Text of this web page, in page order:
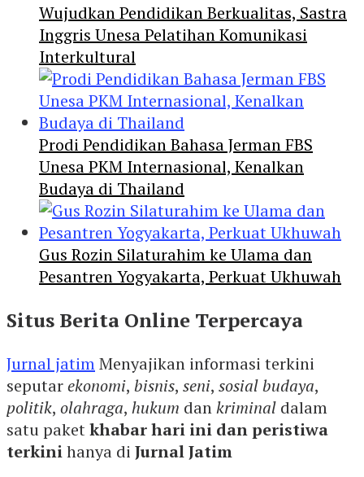
Wujudkan Pendidikan Berkualitas, Sastra
Inggris Unesa Pelatihan Komunikasi
Interkultural
Prodi Pendidikan Bahasa Jerman FBS
Unesa PKM Internasional, Kenalkan
Budaya di Thailand
Gus Rozin Silaturahim ke Ulama dan
Pesantren Yogyakarta, Perkuat Ukhuwah
Situs Berita Online Terpercaya
Jurnal jatimMenyajikan informasi terkini
seputarekonomi, bisnis, seni, sosial budaya,
politik, olahraga, hukum dankriminal dalam
satu paketkhabar hari ini dan peristiwa
terkinihanya di Jurnal Jatim